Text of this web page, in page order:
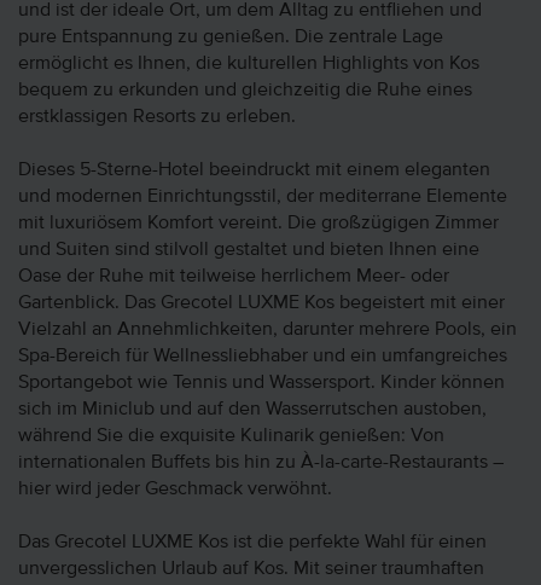
und ist der ideale Ort, um dem Alltag zu entfliehen und
pure Entspannung zu genießen. Die zentrale Lage
ermöglicht es Ihnen, die kulturellen Highlights von Kos
bequem zu erkunden und gleichzeitig die Ruhe eines
erstklassigen Resorts zu erleben.
Dieses 5-Sterne-Hotel beeindruckt mit einem eleganten
und modernen Einrichtungsstil, der mediterrane Elemente
mit luxuriösem Komfort vereint. Die großzügigen Zimmer
und Suiten sind stilvoll gestaltet und bieten Ihnen eine
Oase der Ruhe mit teilweise herrlichem Meer- oder
Gartenblick. Das Grecotel LUXME Kos begeistert mit einer
Vielzahl an Annehmlichkeiten, darunter mehrere Pools, ein
Spa-Bereich für Wellnessliebhaber und ein umfangreiches
Sportangebot wie Tennis und Wassersport. Kinder können
sich im Miniclub und auf den Wasserrutschen austoben,
während Sie die exquisite Kulinarik genießen: Von
internationalen Buffets bis hin zu À-la-carte-Restaurants –
hier wird jeder Geschmack verwöhnt.
Das Grecotel LUXME Kos ist die perfekte Wahl für einen
unvergesslichen Urlaub auf Kos. Mit seiner traumhaften